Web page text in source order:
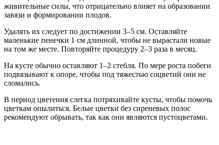
живительные силы, что отрицательно влияет на образовании
завязи и формировании плодов.
Удалять их следует по достижении 3–5 см. Оставляйте
маленькие пенечки 1 см длинной, чтобы не вырастали новые
на том же месте. Повторяйте процедуру 2–3 раза в месяц.
На кусте обычно оставляют 1–2 стебля. По мере роста побеги
подвязывают к опоре, чтобы под тяжестью соцветий они не
сломались.
В период цветения слегка потряхивайте кусты, чтобы помочь
цветкам опылиться. Белые цветки без сиреневых полос
рекомендуют обрывать, так как они являются пустоцветами.